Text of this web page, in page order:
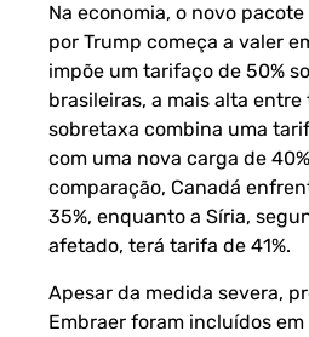
Na economia, o novo
por Trump começa a valer
impõe um tarifaço de 50%
brasileiras, a mais alta entre
sobretaxa combina uma
com uma nova carga de
comparação, Canadá
35%, enquanto a Síria,
afetado, terá tarifa de 41%.
Apesar da medida severa,
Embraer foram incluídos